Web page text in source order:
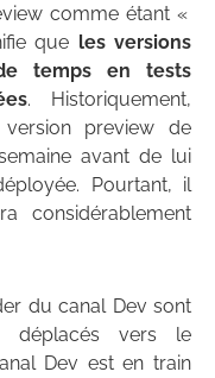
comme étant «
que les versions
temps en tests
. Historiquement,
preview de
avant de lui
Pourtant, il
considérablement
du canal Dev sont
déplacés vers le
Dev est en train